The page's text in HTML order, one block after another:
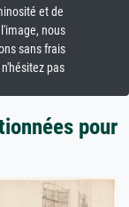
et de
nous
sans frais
pas
pour